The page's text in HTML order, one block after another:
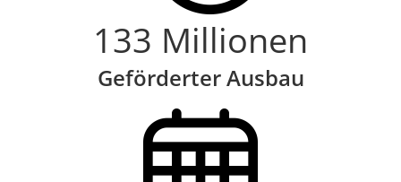
133 Millionen
Geförderter Ausbau